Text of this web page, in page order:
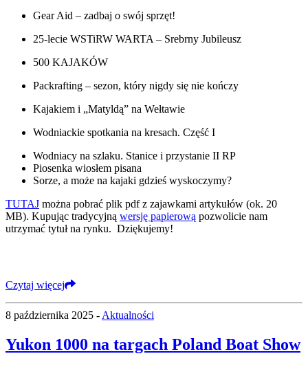
Gear Aid – zadbaj o swój sprzęt!
25-lecie WSTiRW WARTA – Srebrny Jubileusz
500 KAJAKÓW
Packrafting – sezon, który nigdy się nie kończy
Kajakiem i „Matyldą” na Wełtawie
Wodniackie spotkania na kresach. Część I
Wodniacy na szlaku. Stanice i przystanie II RP
Piosenka wiosłem pisana
Sorze, a może na kajaki gdzieś wyskoczymy?
TUTAJ można pobrać plik pdf z zajawkami artykułów (ok. 20
MB). Kupując tradycyjną wersję papierową pozwolicie nam
utrzymać tytuł na rynku. Dziękujemy!
Czytaj więcej
8 października 2025 - Aktualności
Yukon 1000 na targach Poland Boat Show